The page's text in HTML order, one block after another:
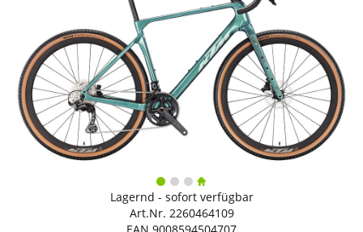
Lagernd - sofort verfügbar
Art.Nr. 2260464109
EAN 9008594504707